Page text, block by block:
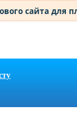
сайта для